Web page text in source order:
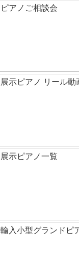
ピアノご相談会
展示ピアノ リール動
展示ピアノ一覧
輸入小型グランドピ